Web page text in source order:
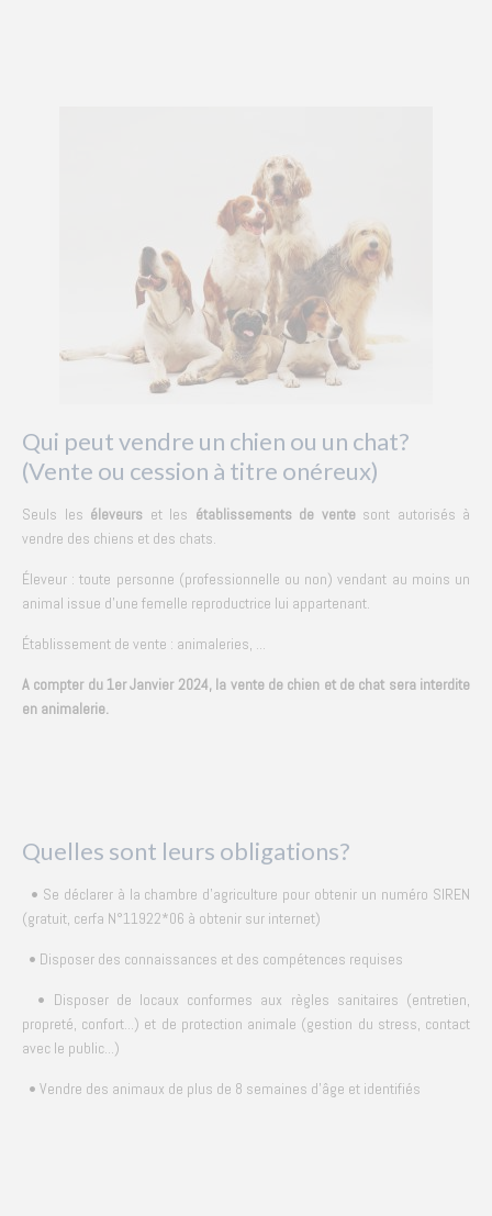
Qui peut vendre un chien ou un chat?
(Vente ou cession à titre onéreux)
Seuls les éleveurs et les établissements de ventesont autorisés à
vendre des chiens et des chats.
Éleveur : toute personne (professionnelle ou non) vendant au moins un
animal issue d'une femelle reproductrice lui appartenant.
Établissement de vente : animaleries, ...
A compter du 1er Janvier 2024, la vente de chien et de chat sera interdite
en animalerie.
Quelles sont leurs obligations?
• Se déclarer à la chambre d'agriculture pour obtenir un numéro SIREN
(gratuit, cerfa N°11922*06 à obtenir sur internet)
• Disposer des connaissances et des compétences requises
• Disposer de locaux conformes aux règles sanitaires (entretien,
propreté, confort...) et de protection animale (gestion du stress, contact
avec le public...)
• Vendre des animaux de plus de 8 semaines d'âge et identifiés